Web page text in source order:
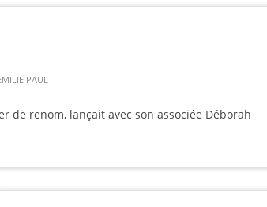
PAUL
de renom, lançait avec son associée Déborah